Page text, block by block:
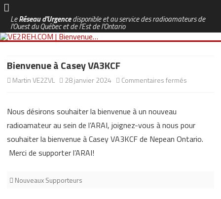
LeRéseau d'Urgencedisponible et au service des radioamateurs de
l'Ouest du Québec et de l'Est de l'Ontario
Skip
content
Bienvenue à Casey VA3KCF
Martin VE2ZVL 28 janvier 2024 Commentaires fermés
Casey
Nous désirons souhaiter la bienvenue à un nouveau
radioamateur au sein de l’ARAI, joignez-vous à nous pour
souhaiter la bienvenue à Casey VA3KCF de Nepean Ontario.
Merci de supporter l’ARAI!
Nouveaux Supporteurs